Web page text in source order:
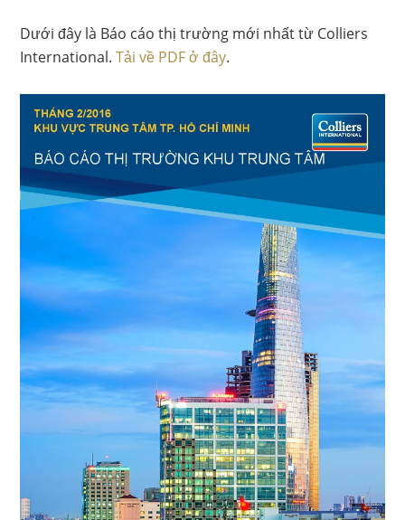
Dưới đây là Báo cáo thị trường mới nhất từ ​​Colliers
International.Tải về PDF ở đây.